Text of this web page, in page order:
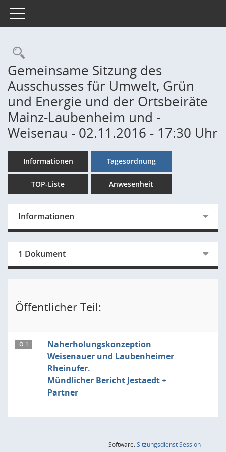
Toggle navigation
Rechercheauswahl
Gemeinsame Sitzung des
Ausschusses für Umwelt, Grün
und Energie und der Ortsbeiräte
Mainz-Laubenheim und -
Weisenau - 02.11.2016 - 17:30 Uhr
Informationen Tagesordnung
TOP-Liste Anwesenheit
Informationen
1 Dokument
Öffentlicher Teil:
Ö 1
Naherholungskonzeption
Weisenauer und Laubenheimer
Rheinufer.
Mündlicher Bericht Jestaedt +
Partner
Software:SitzungsdienstSession(Wird in